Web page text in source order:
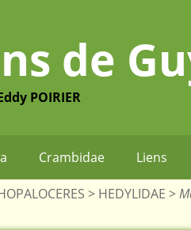
de
POIRIER
Crambidae Liens
> HEDYLIDAE >